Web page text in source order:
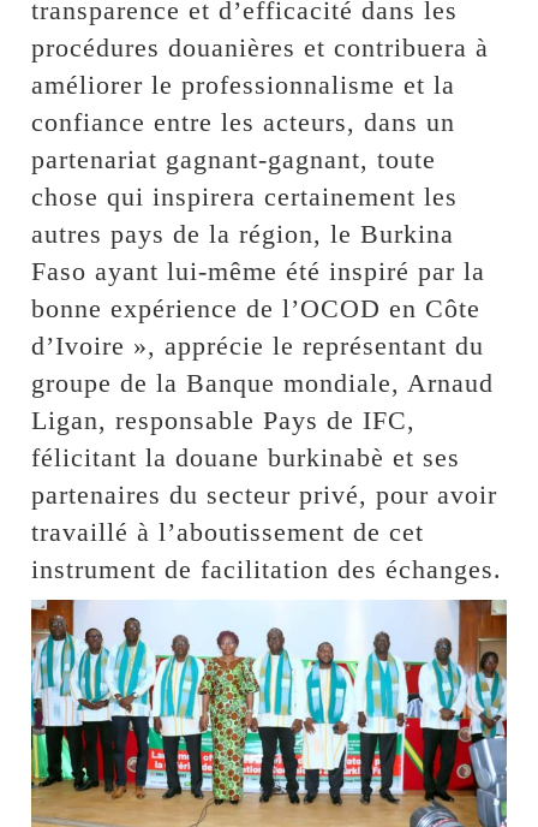
transparence et d’efficacité dans les
procédures douanières et contribuera à
améliorer le professionnalisme et la
confiance entre les acteurs, dans un
partenariat gagnant-gagnant, toute
chose qui inspirera certainement les
autres pays de la région, le Burkina
Faso ayant lui-même été inspiré par la
bonne expérience de l’OCOD en Côte
d’Ivoire », apprécie le représentant du
groupe de la Banque mondiale, Arnaud
Ligan, responsable Pays de IFC,
félicitant la douane burkinabè et ses
partenaires du secteur privé, pour avoir
travaillé à l’aboutissement de cet
instrument de facilitation des échanges.